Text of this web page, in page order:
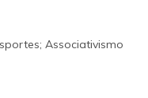
Associativismo